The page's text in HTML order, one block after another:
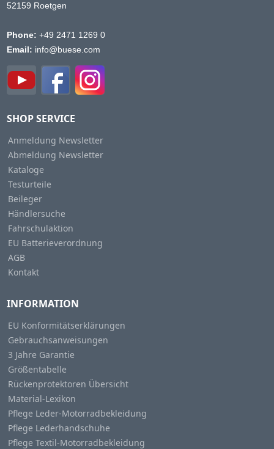
52159 Roetgen
Phone: +49 2471 1269 0
Email: info@buese.com
SHOP SERVICE
Anmeldung Newsletter
Abmeldung Newsletter
Kataloge
Testurteile
Beileger
Händlersuche
Fahrschulaktion
EU Batterieverordnung
AGB
Kontakt
INFORMATION
EU Konformitätserklärungen
Gebrauchsanweisungen
3 Jahre Garantie
Größentabelle
Rückenprotektoren Übersicht
Material-Lexikon
Pflege Leder-Motorradbekleidung
Pflege Lederhandschuhe
Pflege Textil-Motorradbekleidung